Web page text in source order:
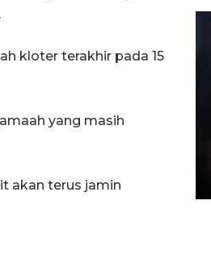
kloter terakhir pada 15
yang masih
akan terus jamin
WIB